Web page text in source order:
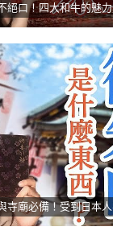
絕口！四大和牛的魅